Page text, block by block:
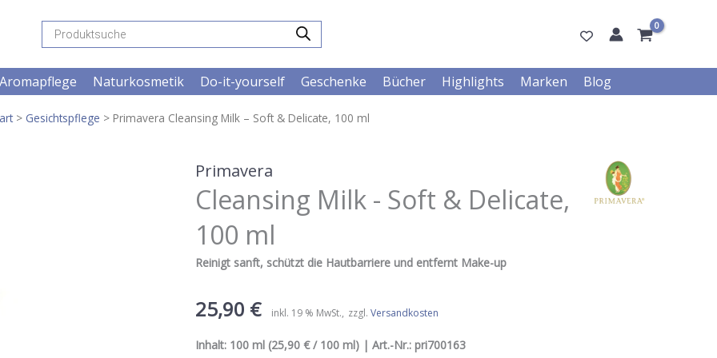
Products
search
Aromapflege Naturkosmetik Do-it-yourself Geschenke Bücher Highlights Marken Blog
> Gesichtspflege > Primavera Cleansing Milk – Soft & Delicate, 100 ml
Primavera
Cleansing Milk - Soft & Delicate,
100 ml
Reinigt sanft, schützt die Hautbarriere und entfernt Make-up
25,90 € inkl. 19 % MwSt. zzgl. Versandkosten
Inhalt: 100 ml (25,90 € / 100 ml) | Art.-Nr.: pri700163